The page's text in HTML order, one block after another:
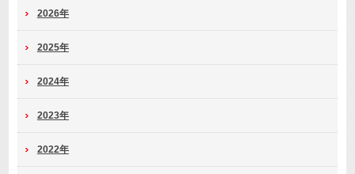
2026年
2025年
2024年
2023年
2022年